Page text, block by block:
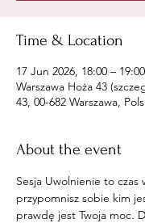
Time & Location
17 Jun 2026, 18:00 – 19:00
Warszawa Hoża 43
43, 00-682 Warszawa,
About the event
Sesja Uwolnienie to czas
przypomnisz sobie kim
prawdę jest Twoja moc.